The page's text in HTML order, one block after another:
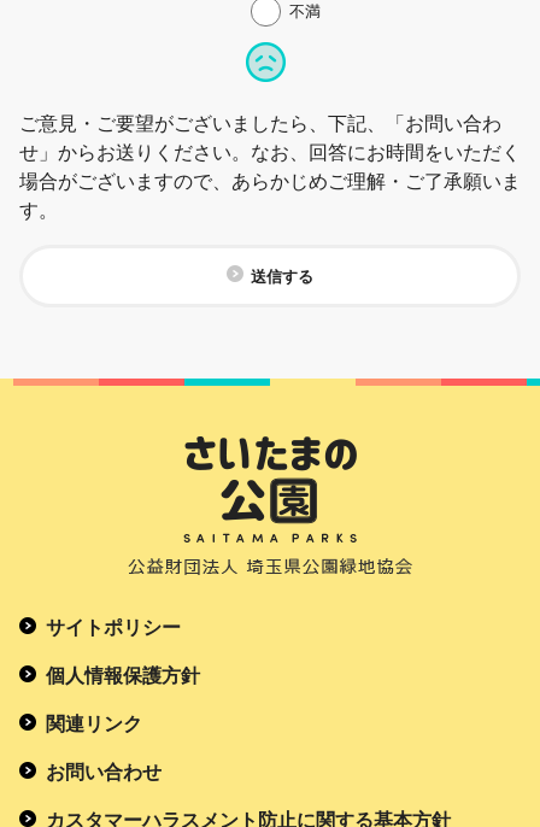
不満
ご意見・ご要望がございましたら、下記、「お問い合わ
せ」からお送りください。なお、回答にお時間をいただく
場合がございますので、あらかじめご理解・ご了承願いま
す。
送信する
サイトポリシー
個人情報保護方針
関連リンク
お問い合わせ
カスタマーハラスメント防止に関する基本方針